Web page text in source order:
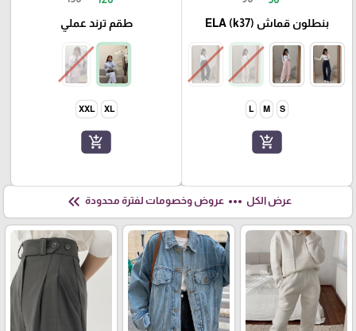
بنطلون قماش ELA (k37)
S
M
L
add_shopping_cart
طقم ترند عملي
XL
XXL
add_shopping_cart
عرض الكل more_horiz عروض وخصومات لفترة محدودة keyboard_double_arrow_left